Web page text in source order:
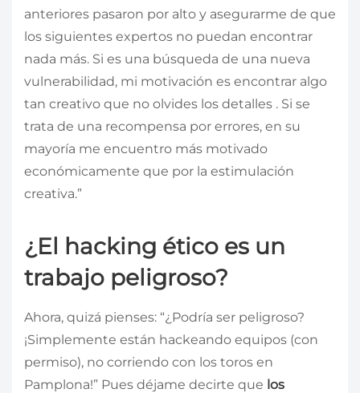
anteriores pasaron por alto y asegurarme de que
los siguientes expertos no puedan encontrar
nada más. Si es una búsqueda de una nueva
vulnerabilidad, mi motivación es encontrar algo
tan creativo que no olvides los detalles . Si se
trata de una recompensa por errores, en su
mayoría me encuentro más motivado
económicamente que por la estimulación
creativa.”
¿El hacking ético es un
trabajo peligroso?
​​Ahora, quizá pienses: “¿Podría ser peligroso?
¡Simplemente están hackeando equipos (con
permiso), no corriendo con los toros en
Pamplona!” Pues déjame decirte que los